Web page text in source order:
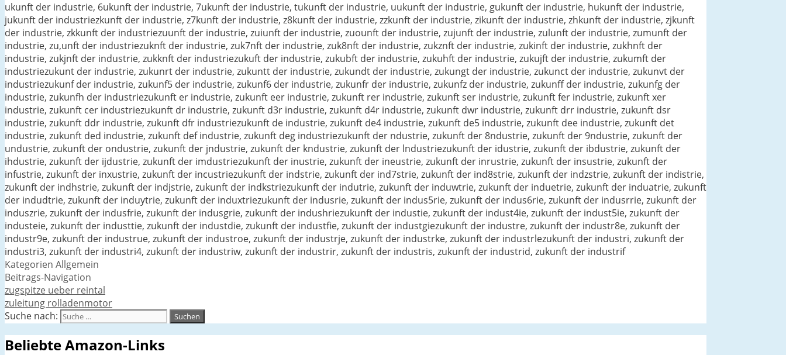
ukunft der industrie, 6ukunft der industrie, 7ukunft der industrie, tukunft der industrie, uukunft der industrie, gukunft der industrie, hukunft der industrie,
jukunft der industriezkunft der industrie, z7kunft der industrie, z8kunft der industrie, zzkunft der industrie, zikunft der industrie, zhkunft der industrie, zjkunft
der industrie, zkkunft der industriezuunft der industrie, zuiunft der industrie, zuounft der industrie, zujunft der industrie, zulunft der industrie, zumunft der
industrie, zu,unft der industriezuknft der industrie, zuk7nft der industrie, zuk8nft der industrie, zukznft der industrie, zukinft der industrie, zukhnft der
industrie, zukjnft der industrie, zukknft der industriezukuft der industrie, zukubft der industrie, zukuhft der industrie, zukujft der industrie, zukumft der
industriezukunt der industrie, zukunrt der industrie, zukuntt der industrie, zukundt der industrie, zukungt der industrie, zukunct der industrie, zukunvt der
industriezukunf der industrie, zukunf5 der industrie, zukunf6 der industrie, zukunfr der industrie, zukunfz der industrie, zukunff der industrie, zukunfg der
industrie, zukunfh der industriezukunft er industrie, zukunft eer industrie, zukunft rer industrie, zukunft ser industrie, zukunft fer industrie, zukunft xer
industrie, zukunft cer industriezukunft dr industrie, zukunft d3r industrie, zukunft d4r industrie, zukunft dwr industrie, zukunft drr industrie, zukunft dsr
industrie, zukunft ddr industrie, zukunft dfr industriezukunft de industrie, zukunft de4 industrie, zukunft de5 industrie, zukunft dee industrie, zukunft det
industrie, zukunft ded industrie, zukunft def industrie, zukunft deg industriezukunft der ndustrie, zukunft der 8ndustrie, zukunft der 9ndustrie, zukunft der
undustrie, zukunft der ondustrie, zukunft der jndustrie, zukunft der kndustrie, zukunft der lndustriezukunft der idustrie, zukunft der ibdustrie, zukunft der
ihdustrie, zukunft der ijdustrie, zukunft der imdustriezukunft der inustrie, zukunft der ineustrie, zukunft der inrustrie, zukunft der insustrie, zukunft der
infustrie, zukunft der inxustrie, zukunft der incustriezukunft der indstrie, zukunft der ind7strie, zukunft der ind8strie, zukunft der indzstrie, zukunft der indistrie,
zukunft der indhstrie, zukunft der indjstrie, zukunft der indkstriezukunft der indutrie, zukunft der induwtrie, zukunft der induetrie, zukunft der induatrie, zukunft
der indudtrie, zukunft der induytrie, zukunft der induxtriezukunft der indusrie, zukunft der indus5rie, zukunft der indus6rie, zukunft der indusrrie, zukunft der
induszrie, zukunft der indusfrie, zukunft der indusgrie, zukunft der indushriezukunft der industie, zukunft der indust4ie, zukunft der indust5ie, zukunft der
industeie, zukunft der industtie, zukunft der industdie, zukunft der industfie, zukunft der industgiezukunft der industre, zukunft der industr8e, zukunft der
industr9e, zukunft der industrue, zukunft der industroe, zukunft der industrje, zukunft der industrke, zukunft der industrlezukunft der industri, zukunft der
industri3, zukunft der industri4, zukunft der industriw, zukunft der industrir, zukunft der industris, zukunft der industrid, zukunft der industrif
Kategorien Allgemein
Beitrags-Navigation
zugspitze ueber reintal
zuleitung rolladenmotor
Suche nach:
Beliebte Amazon-Links